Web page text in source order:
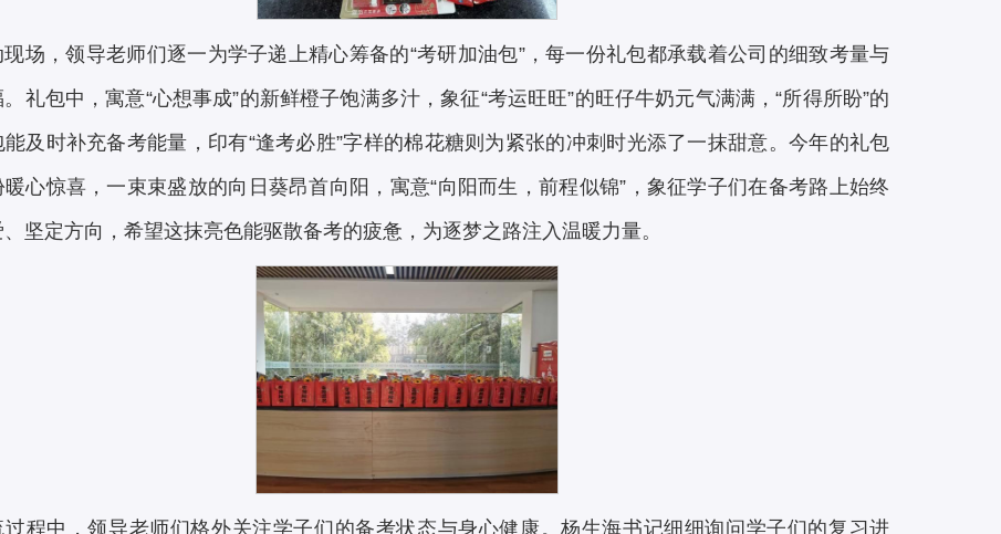
现场，领导老师们逐一为学子递上精心筹备的“考研加油包”，每一份礼包都承载着公司的细致考量与
礼包中，寓意“心想事成”的新鲜橙子饱满多汁，象征“考运旺旺”的旺仔牛奶元气满满，“所得所盼”的
能及时补充备考能量，印有“逢考必胜”字样的棉花糖则为紧张的冲刺时光添了一抹甜意。今年的礼包
暖心惊喜，一束束盛放的向日葵昂首向阳，寓意“向阳而生，前程似锦”，象征学子们在备考路上始终
坚定方向，希望这抹亮色能驱散备考的疲惫，为逐梦之路注入温暖力量。
过程中，领导老师们格外关注学子们的备考状态与身心健康。杨生海书记细细询问学子们的复习进